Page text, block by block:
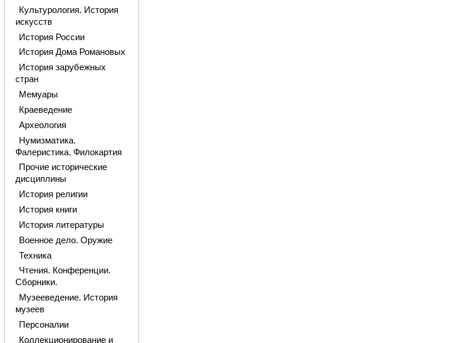
Культурология. История
искусств
История России
История Дома Романовых
История зарубежных
стран
Мемуары
Краеведение
Археология
Нумизматика.
Фалеристика. Филокартия
Прочие исторические
дисциплины
История религии
История книги
История литературы
Военное дело. Оружие
Техника
Чтения. Конференции.
Сборники.
Музееведение. История
музеев
Персоналии
Коллекционирование и